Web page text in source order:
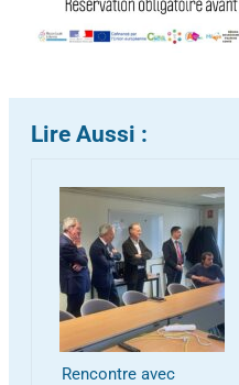
Lire Aussi :
Rencontre avec